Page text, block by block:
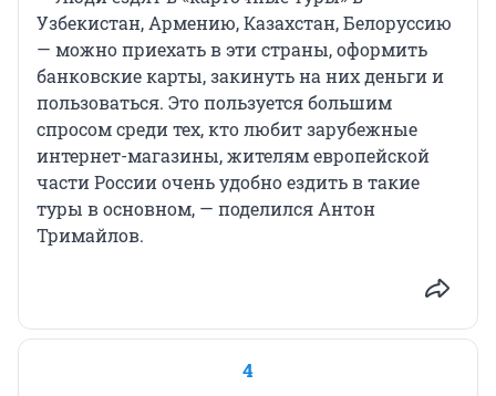
Узбекистан, Армению, Казахстан, Белоруссию
— можно приехать в эти страны, оформить
банковские карты, закинуть на них деньги и
пользоваться. Это пользуется большим
спросом среди тех, кто любит зарубежные
интернет-магазины, жителям европейской
части России очень удобно ездить в такие
туры в основном, — поделился Антон
Тримайлов.
4